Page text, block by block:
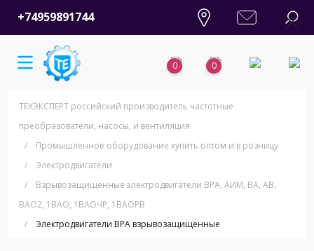
+74959891744
0 0
ТЕХЭКСПЕРТ российский производитель частотные
преобразователи, насосы, и вентиляция
/
Промышленное оборудование купить оптом и в розницу
/
Электродвигатели
/
Взрывозащищенные электродвигатели ВРА, АИМ, ВА, АВ,
ВАO2, 1ВАО, 1ВАОЧР, 1ВАОРВ
/
Электродвигатели ВРА взрывозащищенные